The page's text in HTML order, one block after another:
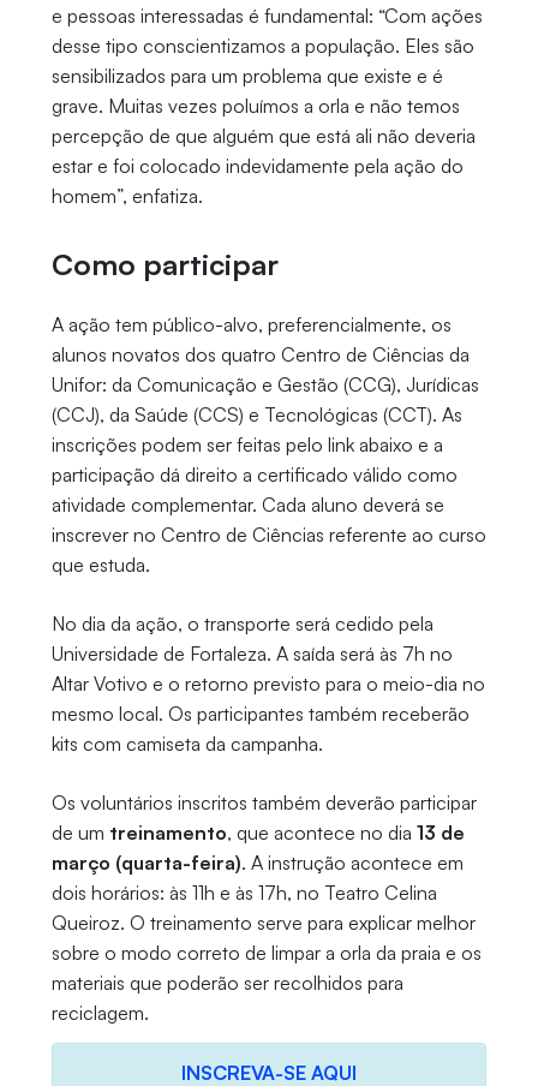
e pessoas interessadas é fundamental: “Com ações
desse tipo conscientizamos a população. Eles são
sensibilizados para um problema que existe e é
grave. Muitas vezes poluímos a orla e não temos
percepção de que alguém que está ali não deveria
estar e foi colocado indevidamente pela ação do
homem”, enfatiza.
Como participar
A ação tem público-alvo, preferencialmente, os
alunos novatos dos quatro Centro de Ciências da
Unifor: da Comunicação e Gestão (CCG), Jurídicas
(CCJ), da Saúde (CCS) e Tecnológicas (CCT). As
inscrições podem ser feitas pelo link abaixo e a
participação dá direito a certificado válido como
atividade complementar. Cada aluno deverá se
inscrever no Centro de Ciências referente ao curso
que estuda.
No dia da ação, o transporte será cedido pela
Universidade de Fortaleza. A saída será às 7h no
Altar Votivo e o retorno previsto para o meio-dia no
mesmo local. Os participantes também receberão
kits com camiseta da campanha.
Os voluntários inscritos também deverão participar
de um treinamento, que acontece no dia 13 de
março (quarta-feira). A instrução acontece em
dois horários: às 11h e às 17h, no Teatro Celina
Queiroz. O treinamento serve para explicar melhor
sobre o modo correto de limpar a orla da praia e os
materiais que poderão ser recolhidos para
reciclagem.
INSCREVA-SE AQUI